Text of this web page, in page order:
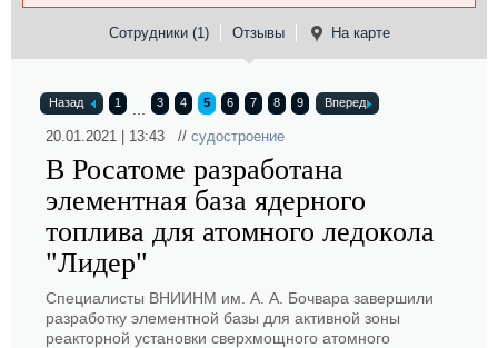
Сотрудники (1) Отзывы На карте
Назад 1 3 4 5 6 7 8 9 Вперед
20.01.2021 | 13:43 // судостроение
В Росатоме разработана
элементная база ядерного
топлива для атомного ледокола
"Лидер"
Специалисты ВНИИНМ им. А. А. Бочвара завершили
разработку элементной базы для активной зоны
реакторной установки сверхмощного атомного